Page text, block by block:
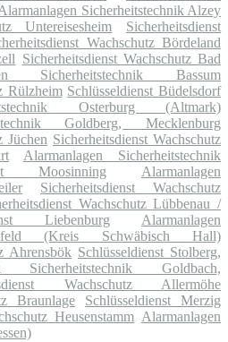
Sicherheitstechnik Alzey
Untereisesheim
Sicherheitsdienst
Wachschutz Bördeland
Sicherheitsdienst Wachschutz Bad
Sicherheitstechnik Bassum
Rülzheim Schlüsseldienst Büdelsdorf
Osterburg (Altmark)
Goldberg, Mecklenburg
Jüchen Sicherheitsdienst Wachschutz
Alarmanlagen Sicherheitstechnik
Moosinning
Alarmanlagen
Sicherheitsdienst Wachschutz
Wachschutz Lübbenau /
Liebenburg
Alarmanlagen
(Kreis Schwäbisch Hall)
Ahrensbök Schlüsseldienst Stolberg,
Sicherheitstechnik Goldbach,
Wachschutz Allermöhe
Braunlage
Schlüsseldienst Merzig
Heusenstamm Alarmanlagen